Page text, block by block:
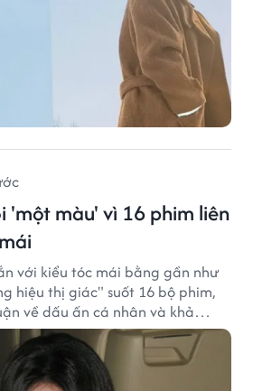
'một màu' vì 16 phim liên
với kiểu tóc mái bằng gần như
hiệu thị giác" suốt 16 bộ phim,
về dấu ấn cá nhân và khả
ảnh.